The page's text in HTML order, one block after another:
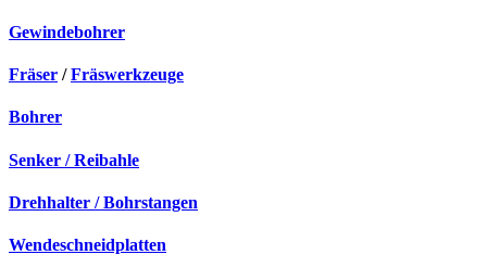
Gewindebohrer
Fräser /Fräswerkzeuge
Bohrer
Senker / Reibahle
Drehhalter / Bohrstangen
Wendeschneidplatten